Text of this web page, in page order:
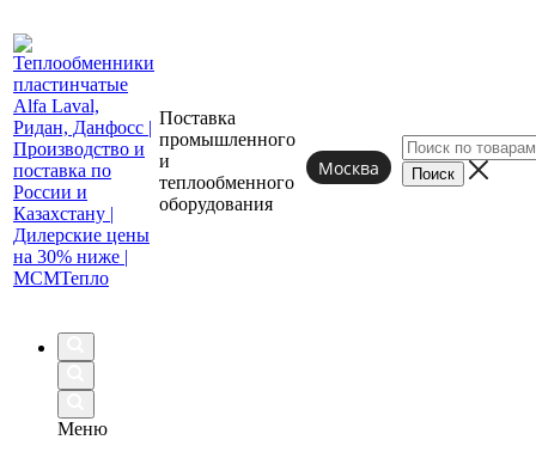
Поставка
промышленного
и
теплообменного
оборудования
Москва
Меню